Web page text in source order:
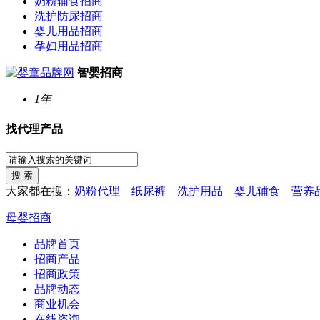
洗护防尿招商
婴儿用品招商
孕妇用品招商
智婴招商
1年
找代理产品
大家都在搜： 奶粉代理 纸尿裤 洗护用品 婴儿辅食 营养
母婴招商
品牌首页
招商产品
招商政策
品牌动态
商业机会